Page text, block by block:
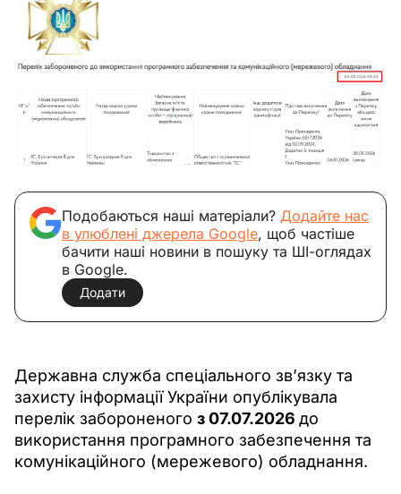
Подобаються наші матеріали? Додайте нас
в улюблені джерела Google, щоб частіше
бачити наші новини в пошуку та ШІ-оглядах
в Google.
Додати
Державна служба спеціального зв’язку та
захисту інформації України опублікувала
перелік забороненого з 07.07.2026 до
використання програмного забезпечення та
комунікаційного (мережевого) обладнання.